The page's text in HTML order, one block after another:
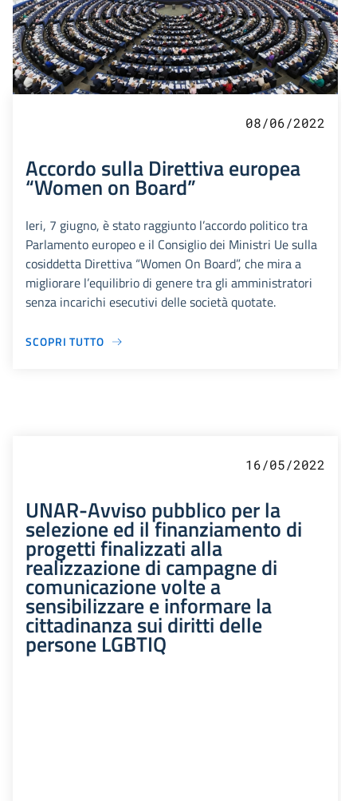
08/06/2022
Accordo sulla Direttiva europea
“Women on Board”
Ieri, 7 giugno, è stato raggiunto l’accordo politico tra
Parlamento europeo e il Consiglio dei Ministri Ue sulla
cosiddetta Direttiva “Women On Board”, che mira a
migliorare l’equilibrio di genere tra gli amministratori
senza incarichi esecutivi delle società quotate.
SCOPRI TUTTO
16/05/2022
UNAR-Avviso pubblico per la
selezione ed il finanziamento di
progetti finalizzati alla
realizzazione di campagne di
comunicazione volte a
sensibilizzare e informare la
cittadinanza sui diritti delle
persone LGBTIQ